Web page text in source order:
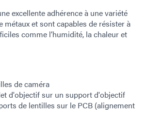
excellente adhérence à une variété
métaux et sont capables de résister à
comme l’humidité, la chaleur et
de caméra
d'objectif sur un support d'objectif
de lentilles sur le PCB (alignement